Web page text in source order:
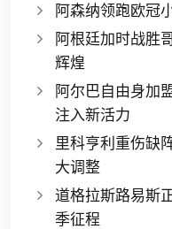
阿森纳领跑欧冠
阿根廷加时战胜
辉煌
阿尔巴自由身加
注入新活力
里科亨利重伤缺
大调整
道格拉斯路易斯
季征程